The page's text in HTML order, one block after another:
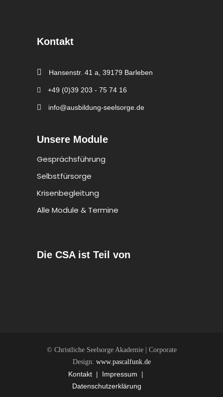
Kontakt
Hansenstr. 41 a, 39179 Barleben
+49 (0)39 203 - 75 74 16
info@ausbildung-seelsorge.de
Unsere Module
Gesprächsführung
Selbstfürsorge
Krisenbegleitung
Alle Module & Termine
Die CSA ist Teil von
© Christliche Seelsorge Akademie | Corporate
Design: www.pascalfunk.de
Kontakt| Impressum |
Datenschutzerklärung